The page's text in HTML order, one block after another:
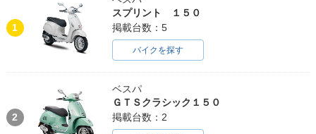
1
スプリント １５０
掲載台数：5
バイクを探す
2
ベスパ
ＧＴＳクラシック１５０
掲載台数：2